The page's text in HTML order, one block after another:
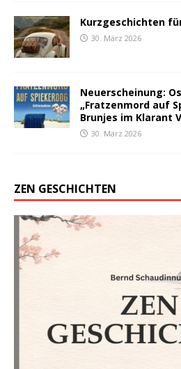
Kurzgeschichten
30. März 2026
Neuerscheinung:
„Fratzenmord auf
Brunjes im Klarant
30. März 2026
ZEN GESCHICHTEN